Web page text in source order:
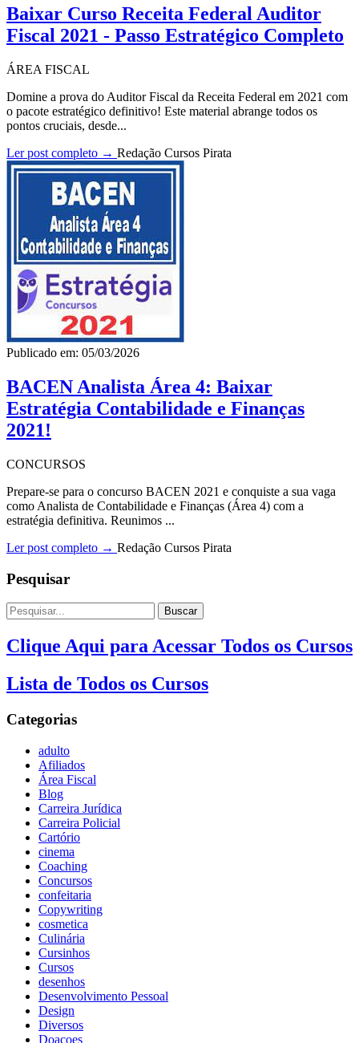
Baixar Curso Receita Federal Auditor
Fiscal 2021 - Passo Estratégico Completo
ÁREA FISCAL
Domine a prova do Auditor Fiscal da Receita Federal em 2021 com
o pacote estratégico definitivo! Este material abrange todos os
pontos cruciais, desde...
Ler post completo → Redação Cursos Pirata
Publicado em: 05/03/2026
BACEN Analista Área 4: Baixar
Estratégia Contabilidade e Finanças
2021!
CONCURSOS
Prepare-se para o concurso BACEN 2021 e conquiste a sua vaga
como Analista de Contabilidade e Finanças (Área 4) com a
estratégia definitiva. Reunimos ...
Ler post completo → Redação Cursos Pirata
Pesquisar
Buscar
Clique Aqui para Acessar Todos os Cursos
Lista de Todos os Cursos
Categorias
adulto
Afiliados
Área Fiscal
Blog
Carreira Jurídica
Carreira Policial
Cartório
cinema
Coaching
Concursos
confeitaria
Copywriting
cosmetica
Culinária
Cursinhos
Cursos
desenhos
Desenvolvimento Pessoal
Design
Diversos
Doaçoes